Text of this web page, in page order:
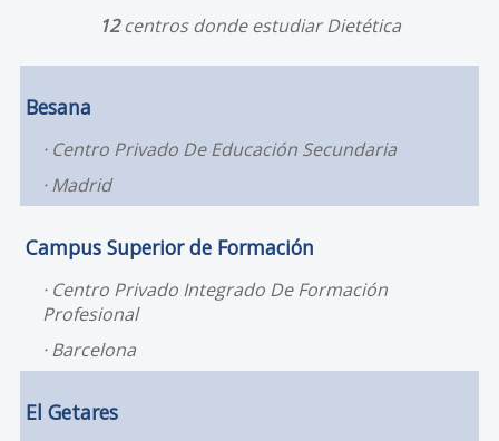
12centros donde estudiar Dietética
Besana
Centro Privado De Educación Secundaria
Madrid
Campus Superior de Formación
Centro Privado Integrado De Formación
Profesional
Barcelona
El Getares